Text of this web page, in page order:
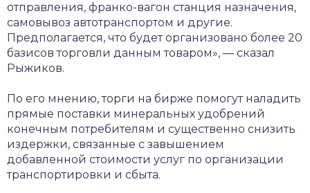
отправления, франко-вагон станция назначения,
самовывоз автотранспортом и другие.
Предполагается, что будет организовано более 20
базисов торговли данным товаром», — сказал
Рыжиков.
По его мнению, торги на бирже помогут наладить
прямые поставки минеральных удобрений
конечным потребителям и существенно снизить
издержки, связанные с завышением
добавленной стоимости услуг по организации
транспортировки и сбыта.